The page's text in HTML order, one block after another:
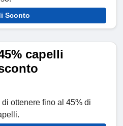
Sconto
capelli
ottenere fino al 45% di